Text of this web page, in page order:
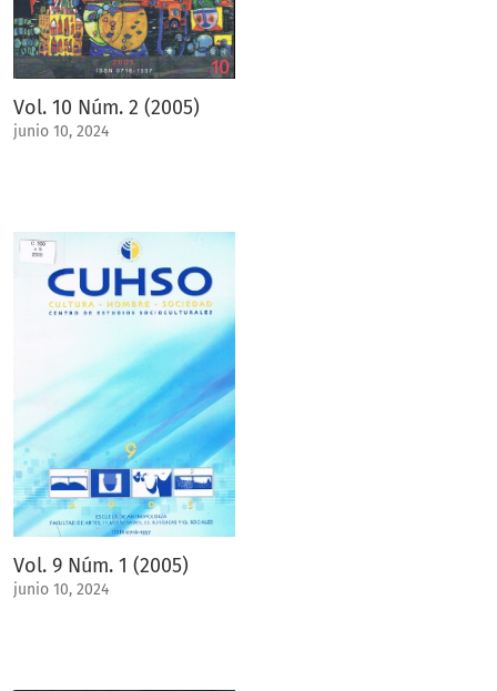
Vol. 10 Núm. 2 (2005)
junio 10, 2024
Vol. 9 Núm. 1 (2005)
junio 10, 2024